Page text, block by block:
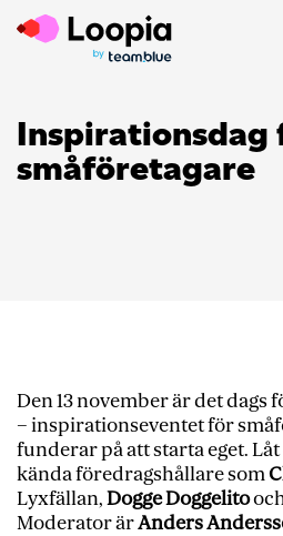
Inspirationsdag
småföretagare
Den 13 november är det dags
– inspirationseventet för
funderar på att starta eget.
kända föredragshållare som
Lyxfällan,Dogge Doggelito
Moderator ärAnders